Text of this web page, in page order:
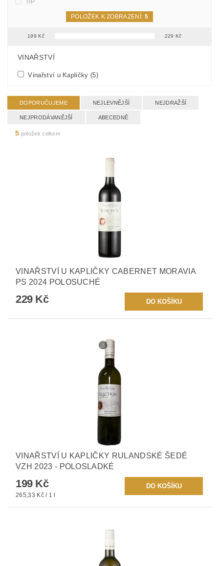
TIP
199 Kč 229 Kč
POLOŽEK K ZOBRAZENÍ: 5
FILTR PODLE PARAMETRŮ, VLASTNOSTÍ A VÝROBCŮ
VINAŘSTVÍ
Vinařství u Kapličky(5)
DOPORUČUJEME NEJLEVNĚJŠÍ NEJDRAŽŠÍ
NEJPRODÁVANĚJŠÍ ABECEDNĚ
5 položek celkem
VINAŘSTVÍ U KAPLIČKY CABERNET MORAVIA
PS 2024 POLOSUCHÉ
229 Kč
VINAŘSTVÍ U KAPLIČKY RULANDSKÉ ŠEDÉ
VZH 2023 - POLOSLADKÉ
199 Kč
265,33 Kč / 1 l